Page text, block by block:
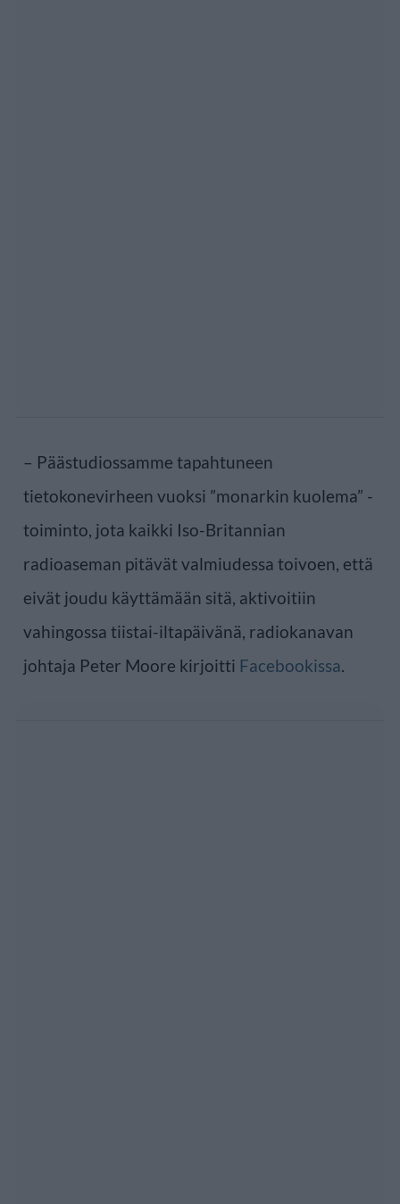
– Päästudiossamme tapahtuneen
tietokonevirheen vuoksi ”monarkin kuolema” -
toiminto, jota kaikki Iso-Britannian
radioaseman pitävät valmiudessa toivoen, että
eivät joudu käyttämään sitä, aktivoitiin
vahingossa tiistai-iltapäivänä, radiokanavan
johtaja Peter Moore kirjoitti Facebookissa.